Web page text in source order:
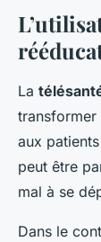
La
transformer
aux
peut être
mal à se
Dans le